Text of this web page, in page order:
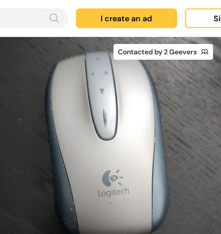
I create an ad
Contacted by 2 Geevers